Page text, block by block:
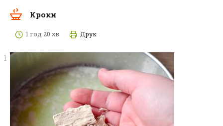
Кроки
1 год 20 хв Друк